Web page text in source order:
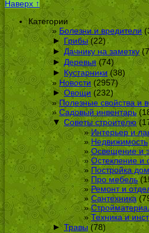
Наверх ↑
Категории
Болезни и вредители
► Грибы(22)
► Дачнику на заметку
► Деревья(74)
► Кустарники(38)
Новости (2957)
► Овощи (232)
Полезные свойства и
Садовый инвентарь
▼ Советы строителю
Интерьер и
Недвижимость
Освещение и
Остекление и
Постройка
Про мебель
Ремонт и
Сантехника
Техника и
► Травы(78)